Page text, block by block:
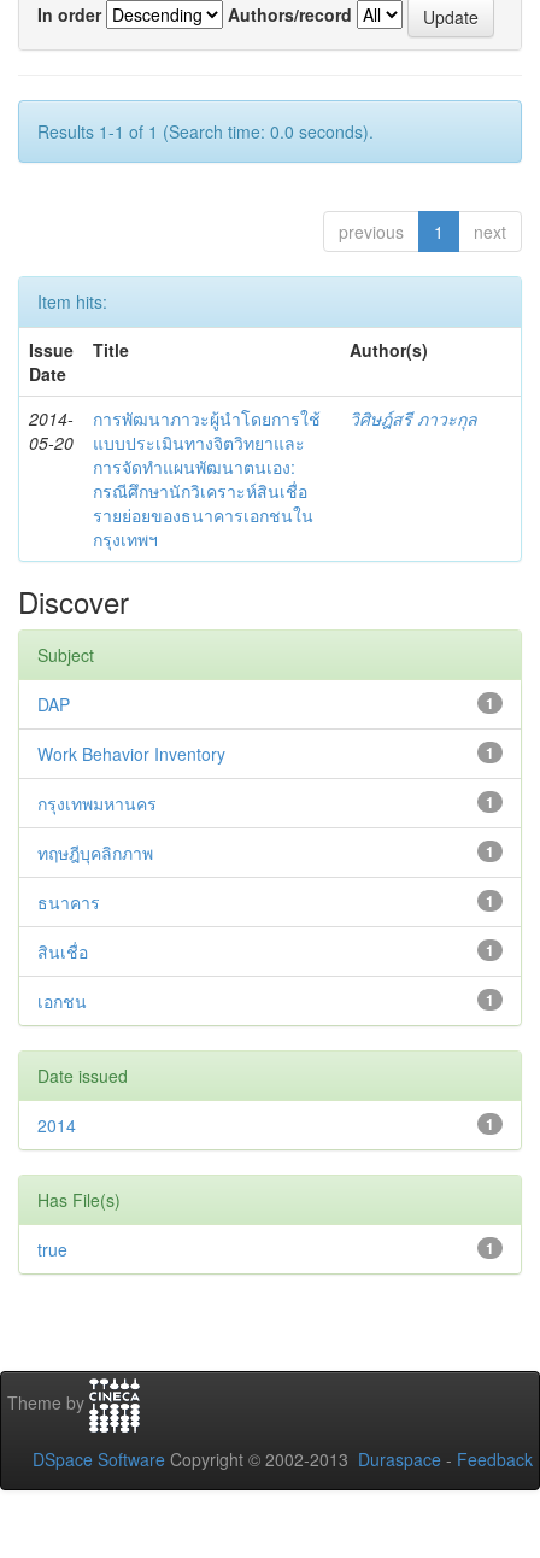
In order
Authors/record
Results 1-1 of 1 (Search time: 0.0 seconds).
previous 1 next
Item hits:
Issue
Date
Title Author(s)
2014-
05-20
การพัฒนาภาวะผู้นำโดยการใช้
แบบประเมินทางจิตวิทยาและ
การจัดทำแผนพัฒนาตนเอง:
กรณีศึกษานักวิเคราะห์สินเชื่อ
รายย่อยของธนาคารเอกชนใน
กรุงเทพฯ
วิศิษฎ์สรี ภาวะกุล
Discover
Subject
1
DAP
1
Work Behavior Inventory
1
กรุงเทพมหานคร
1
ทฤษฎีบุคลิกภาพ
1
ธนาคาร
1
สินเชื่อ
1
เอกชน
Date issued
1
2014
Has File(s)
1
true
Theme by
DSpace Software Copyright © 2002-2013 Duraspace - Feedback